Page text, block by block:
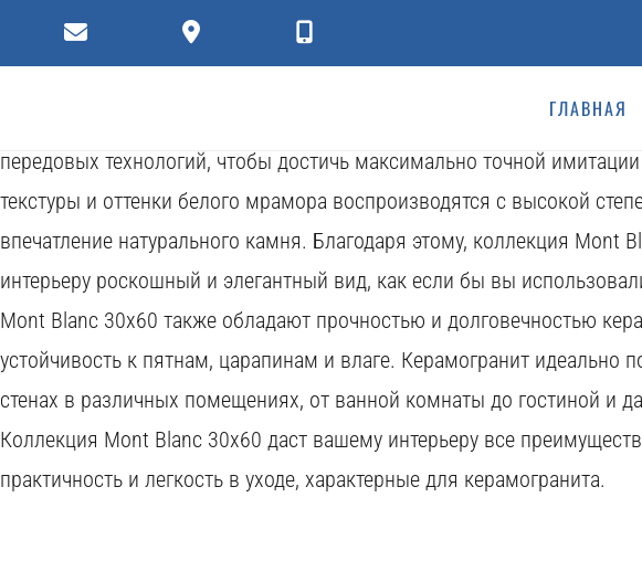
ГЛАВНАЯ
передает деликатные прожилки камня. Керамогранит этой
передовых технологий, чтобы достичь максимально точной
текстуры и оттенки белого мрамора воспроизводятся с высокой
впечатление натурального камня. Благодаря этому, коллекция Mont
интерьеру роскошный и элегантный вид, как если бы вы
Mont Blanc 30x60 также обладают прочностью и долговечностью
устойчивость к пятнам, царапинам и влаге. Керамогранит идеально
стенах в различных помещениях, от ванной комнаты до гостиной и
Коллекция Mont Blanc 30x60 даст вашему интерьеру все
практичность и легкость в уходе, характерные для керамогранита.